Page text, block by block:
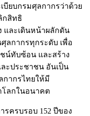
บียบกรมศุลกากรว่าด้วย
กสิทธิ
และเดินหน้าผลักดัน
ลกากรทุกระดับ เพื่อ
ชน์ทับซ้อน และสร้าง
ะประชาชน อันเป็น
ากรไทยให้มี
โลกในอนาคต
รครบรอบ 152 ปีของ